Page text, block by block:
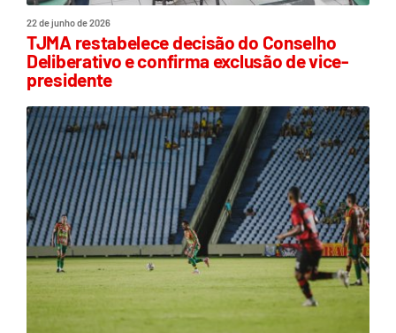
22 de junho de 2026
TJMA restabelece decisão do Conselho
Deliberativo e confirma exclusão de vice-
presidente